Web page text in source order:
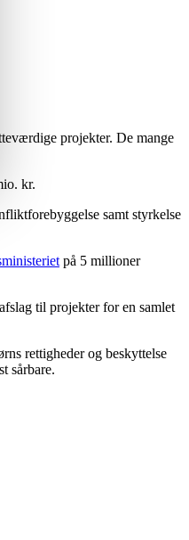
projekter. De mange
kr.
samt styrkelse
på 5 millioner
til projekter for en samlet
rettigheder og beskyttelse
sårbare.